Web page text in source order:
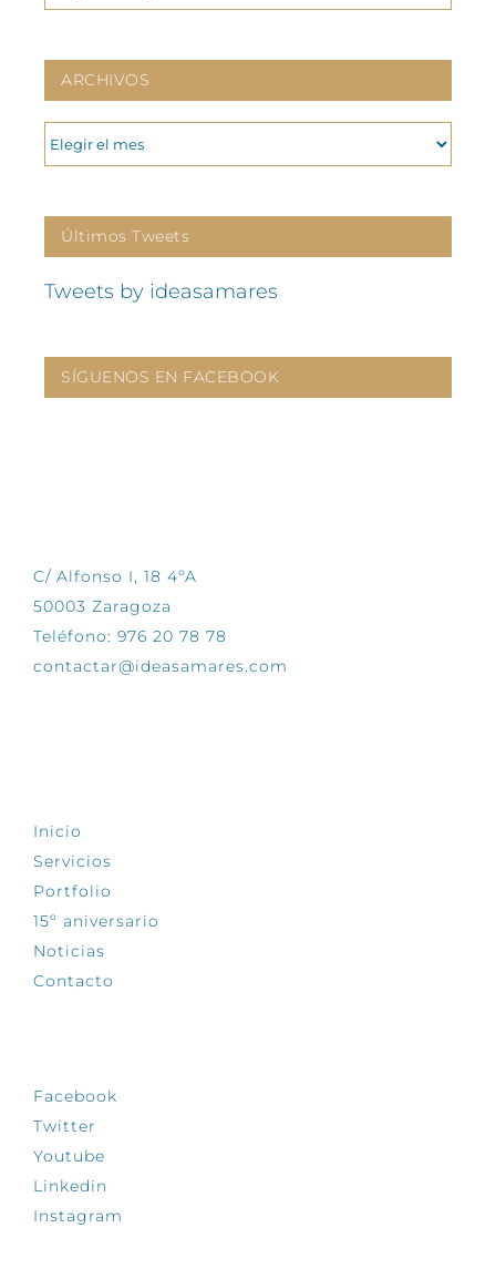
ARCHIVOS
ARCHIVOS
Últimos Tweets
Tweets by ideasamares
SÍGUENOS EN FACEBOOK
C/ Alfonso I, 18 4ºA
50003 Zaragoza
Teléfono: 976 20 78 78
contactar@ideasamares.com
Inicio
Servicios
Portfolio
15º aniversario
Noticias
Contacto
Facebook
Twitter
Youtube
Linkedin
Instagram